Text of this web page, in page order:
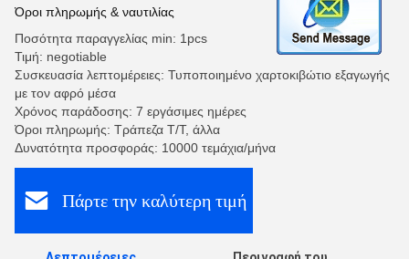
Όροι πληρωμής & ναυτιλίας
Ποσότητα παραγγελίας min: 1pcs
Τιμή: negotiable
Συσκευασία λεπτομέρειες: Τυποποιημένο χαρτοκιβώτιο εξαγωγής
με τον αφρό μέσα
Χρόνος παράδοσης: 7 εργάσιμες ημέρες
Όροι πληρωμής: Τράπεζα T/T, άλλα
Δυνατότητα προσφοράς: 10000 τεμάχια/μήνα
Πάρτε την καλύτερη τιμή